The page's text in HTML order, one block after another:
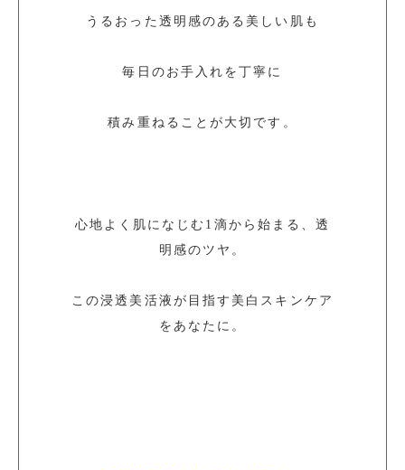
うるおった透明感のある美しい肌も
毎日のお手入れを丁寧に
積み重ねることが大切です。
心地よく肌になじむ1滴から始まる、透
明感のツヤ。
この浸透美活液が目指す美白スキンケア
をあなたに。